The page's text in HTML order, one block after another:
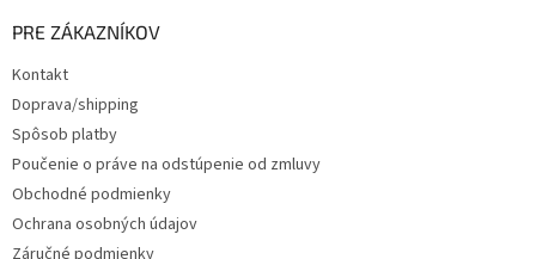
PRE ZÁKAZNÍKOV
Kontakt
Doprava/shipping
Spôsob platby
Poučenie o práve na odstúpenie od zmluvy
Obchodné podmienky
Ochrana osobných údajov